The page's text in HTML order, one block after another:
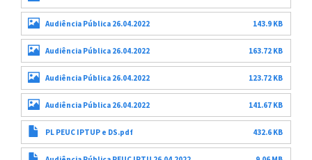
Audiência Pública 26.04.2022 143.9 KB
Audiência Pública 26.04.2022 163.72 KB
Audiência Pública 26.04.2022 123.72 KB
Audiência Pública 26.04.2022 141.67 KB
PL PEUC IPTUP e DS.pdf 432.6 KB